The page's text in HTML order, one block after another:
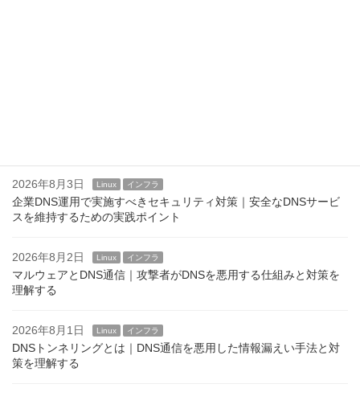
2026年8月3日 Linux インフラ
企業DNS運用で実施すべきセキュリティ対策｜安全なDNSサービ
スを維持するための実践ポイント
2026年8月2日 Linux インフラ
マルウェアとDNS通信｜攻撃者がDNSを悪用する仕組みと対策を
理解する
2026年8月1日 Linux インフラ
DNSトンネリングとは｜DNS通信を悪用した情報漏えい手法と対
策を理解する